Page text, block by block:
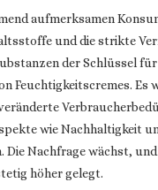
aufmerksamen
und die strikte
der Schlüssel
Feuchtigkeitscremes. Es
wie Nachhaltigkeit
Die Nachfrage wächst,
höher gelegt.